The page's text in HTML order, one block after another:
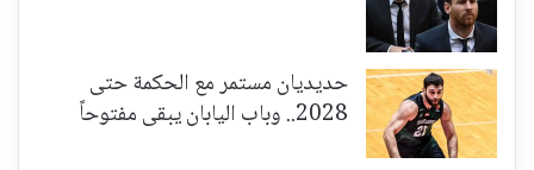
حديديان مستمر مع الحكمة حتى
2028.. وباب اليابان يبقى مفتوحاً